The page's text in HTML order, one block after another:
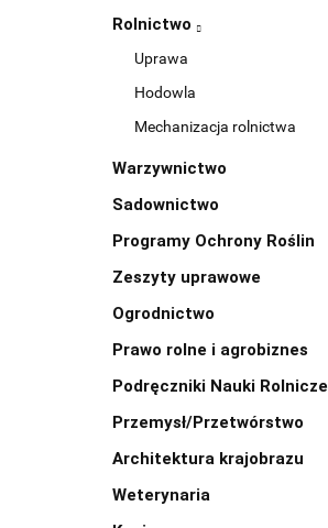
Rolnictwo
Uprawa
Hodowla
Mechanizacja rolnictwa
Warzywnictwo
Sadownictwo
Programy Ochrony Roślin
Zeszyty uprawowe
Ogrodnictwo
Prawo rolne i agrobiznes
Podręczniki Nauki Rolnicze
Przemysł/Przetwórstwo
Architektura krajobrazu
Weterynaria